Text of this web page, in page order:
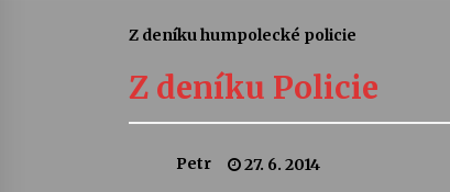
Camerata a Sukuba Ensemble
4. 8. 2026
Pozvánka na integrační
Quijotova šedesátka: 28. 7.–1.
Z deníku humpolecké policie
Z deníku Policie
Petr 27. 6. 2014